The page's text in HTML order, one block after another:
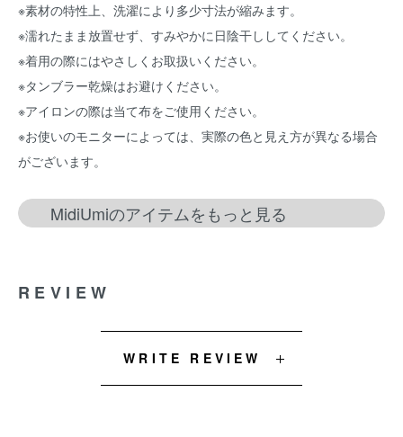
※素材の特性上、洗濯により多少寸法が縮みます。
※濡れたまま放置せず、すみやかに日陰干ししてください。
※着用の際にはやさしくお取扱いください。
※タンブラー乾燥はお避けください。
※アイロンの際は当て布をご使用ください。
※お使いのモニターによっては、実際の色と見え方が異なる場合
がございます。
MidiUmiのアイテムをもっと見る
REVIEW
WRITE REVIEW